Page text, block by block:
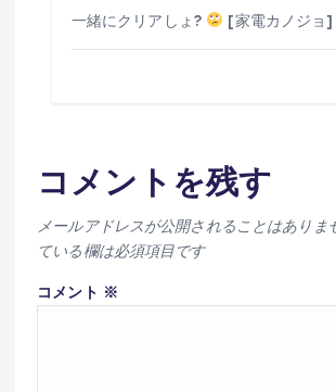
一緒にクリアしょ? [家電カノジョ
コメントを残す
メールアドレスが公開されることはありま
ている欄は必須項目です
コメント ※